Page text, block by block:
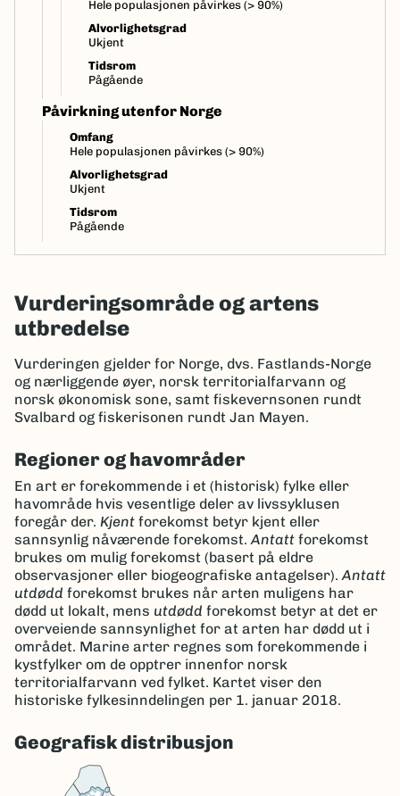
Hele populasjonen påvirkes (> 90%)
Alvorlighetsgrad
Ukjent
Tidsrom
Pågående
Påvirkning utenfor Norge
Omfang
Hele populasjonen påvirkes (> 90%)
Alvorlighetsgrad
Ukjent
Tidsrom
Pågående
Vurderingsområde og artens
utbredelse
Vurderingen gjelder for Norge, dvs. Fastlands-Norge
og nærliggende øyer, norsk territorialfarvann og
norsk økonomisk sone, samt fiskevernsonen rundt
Svalbard og fiskerisonen rundt Jan Mayen.
Regioner og havområder
En art er forekommende i et (historisk) fylke eller
havområde hvis vesentlige deler av livssyklusen
foregår der. Kjent forekomst betyr kjent eller
sannsynlig nåværende forekomst.Antatt forekomst
brukes om mulig forekomst (basert på eldre
observasjoner eller biogeografiske antagelser).Antatt
utdødd forekomst brukes når arten muligens har
dødd ut lokalt, mens utdødd forekomst betyr at det er
overveiende sannsynlighet for at arten har dødd ut i
området. Marine arter regnes som forekommende i
kystfylker om de opptrer innenfor norsk
territorialfarvann ved fylket. Kartet viser den
historiske fylkesinndelingen per 1. januar 2018.
Geografisk distribusjon